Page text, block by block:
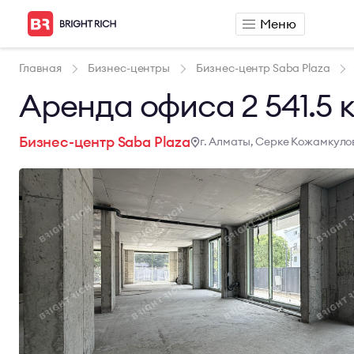
Меню
Главная Бизнес-центры Бизнес-центр Saba Plaza
Аренда офиса 2 541.5
Бизнес-центр Saba Plaza г. Алматы, Серке
Аренда
Аренда офиса
Аренда сервисного офиса
Продажа
Продажа офиса
Продажа склада